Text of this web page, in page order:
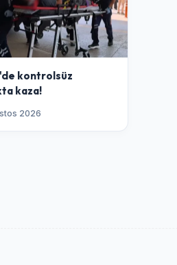
kontrolsüz
kaza!
2026